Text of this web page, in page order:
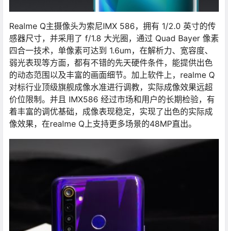
Realme Q主摄像头为索尼IMX 586，拥有 1/2.0 英寸的传
感器尺寸，并采用了 f/1.8 大光圈，通过 Quad Bayer 像素
四合一技术，单像素可达到 1.6um，在解析力、宽容度、
弱光表现等方面，都有不错的先天硬件条件，能提供出色
的动态范围以及丰富的画面细节。加上软件上，realme Q
对标行业顶级旗舰成像水准进行调教，实际成像效果远超
价位限制。并且 IMX586 经过市场和用户的长期检验，有
着丰富的调优基础，成像表现稳定，实现了出色的实际成
像效果，在realme Q上支持更多场景的48MP直出。